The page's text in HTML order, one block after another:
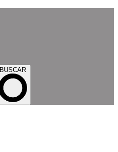
BUSCAR